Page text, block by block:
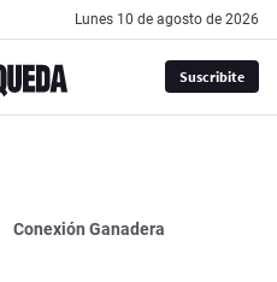
lunes 10 de agosto de 2026
Suscribite
Conexión Ganadera